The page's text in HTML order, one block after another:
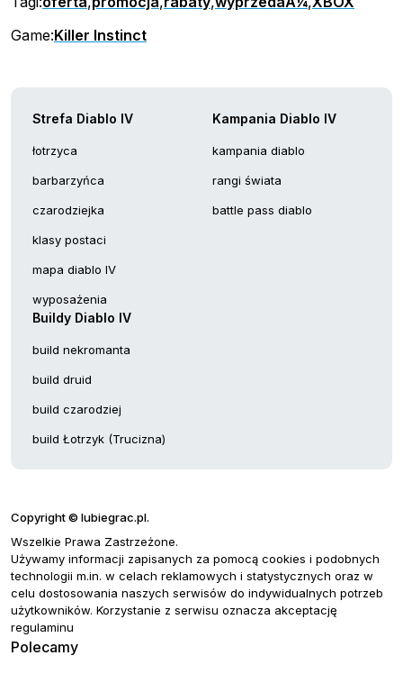
Game:Killer Instinct
Strefa Diablo IV
łotrzyca
barbarzyńca
czarodziejka
klasy postaci
mapa diablo IV
wyposażenia
Kampania Diablo IV
kampania diablo
rangi świata
battle pass diablo
Buildy Diablo IV
build nekromanta
build druid
build czarodziej
build Łotrzyk (Trucizna)
Copyright © lubiegrac.pl.
Wszelkie Prawa Zastrzeżone.
Używamy informacji zapisanych za pomocą cookies i podobnych
technologii m.in. w celach reklamowych i statystycznych oraz w
celu dostosowania naszych serwisów do indywidualnych potrzeb
użytkowników. Korzystanie z serwisu oznacza akceptację
regulaminu
Polecamy